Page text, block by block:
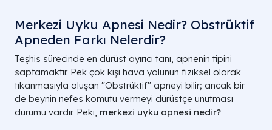
Merkezi Uyku Apnesi Nedir? Obstrüktif
Apneden Farkı Nelerdir?
Teşhis sürecinde en dürüst ayırıcı tanı, apnenin tipini
saptamaktır. Pek çok kişi hava yolunun fiziksel olarak
tıkanmasıyla oluşan "Obstrüktif" apneyi bilir; ancak bir
de beynin nefes komutu vermeyi dürüstçe unutması
durumu vardır. Peki, merkezi uyku apnesi nedir?